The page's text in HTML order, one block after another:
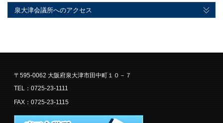
泉大津会議所へのアクセス
〒595-0062 大阪府泉大津市田中町１０－７
TEL：0725-23-1111
FAX：0725-23-1115